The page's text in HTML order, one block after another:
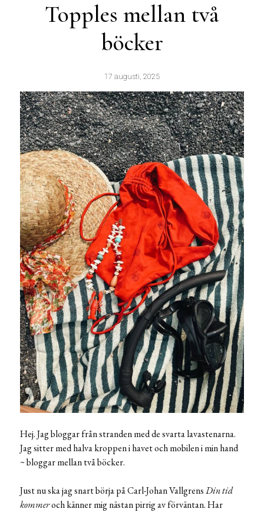
Topples mellan två
böcker
17 augusti, 2025
Hej. Jag bloggar från stranden med de svarta lavastenarna.
Jag sitter med halva kroppen i havet och mobilen i min hand
~ bloggar mellan två böcker.
Just nu ska jag snart börja på Carl-Johan VallgrensDin tid
kommeroch känner mig nästan pirrig av förväntan. Har